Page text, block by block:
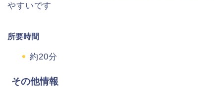
やすいです
所要時間
約20分
その他情報